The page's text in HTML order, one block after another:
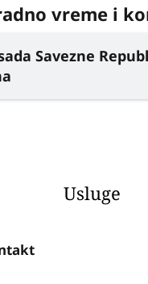
vreme i
Savezne
Usluge